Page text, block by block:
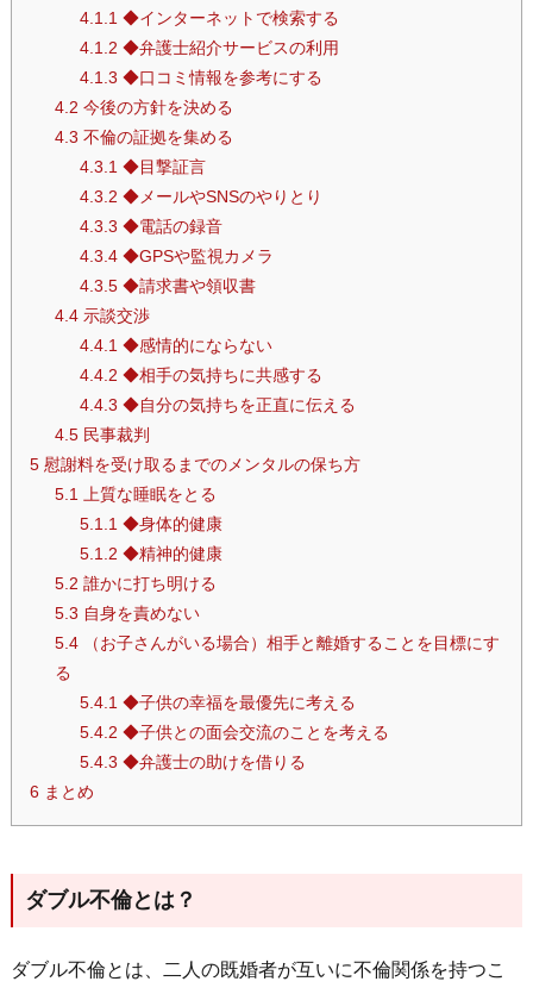
4.1.1 ◆インターネットで検索する
4.1.2 ◆弁護士紹介サービスの利用
4.1.3 ◆口コミ情報を参考にする
4.2 今後の方針を決める
4.3 不倫の証拠を集める
4.3.1 ◆目撃証言
4.3.2 ◆メールやSNSのやりとり
4.3.3 ◆電話の録音
4.3.4◆GPSや監視カメラ
4.3.5◆請求書や領収書
4.4示談交渉
4.4.1 ◆感情的にならない
4.4.2 ◆相手の気持ちに共感する
4.4.3 ◆自分の気持ちを正直に伝える
4.5民事裁判
5慰謝料を受け取るまでのメンタルの保ち方
5.1
上質な睡眠をとる
5.1.1 ◆身体的健康
5.1.2 ◆精神的健康
5.2 誰かに打ち明ける
5.3 自身を責めない
5.4（お子さんがいる場合）相手と離婚することを目標にす
る
5.4.1 ◆子供の幸福を最優先に考える
5.4.2 ◆子供との面会交流のことを考える
5.4.3 ◆弁護士の助けを借りる
6まとめ
ダブル不倫とは？
ダブル不倫とは、二人の既婚者が互いに不倫関係を持つこ